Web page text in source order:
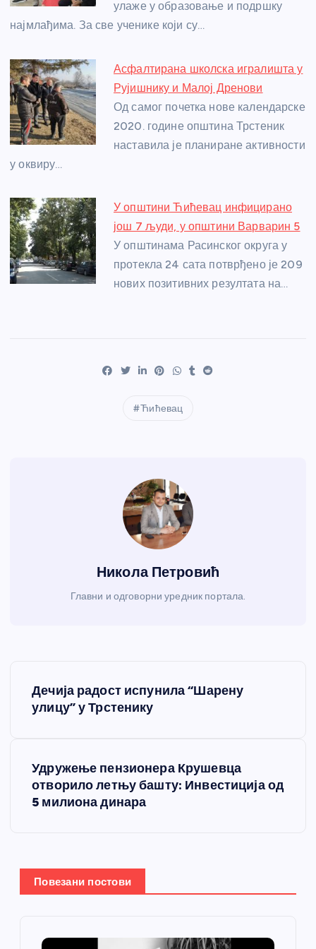
k
улаже у образовање и подршку
најмлађима. За све ученике који су…
Асфалтирана школска игралишта у
Рујишнику и Малој Дренови
Од самог почетка нове календарске
2020. године општина Трстеник
наставила је планиране активности
у оквиру…
У општини Ћићевац инфицирано
још 7 људи, у општини Варварин 5
У општинама Расинског округа у
протекла 24 сата потврђено је 209
нових позитивних резултата на…
Ћићевац
Никола Петровић
Главни и одговорни уредник портала.
Дечија радост испунила “Шарену
улицу” у Трстенику
Удружење пензионера Крушевца
отворило летњу башту: Инвестиција од
5 милиона динара
Повезани постови